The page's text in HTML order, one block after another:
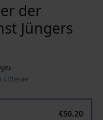
der
Jüngers
Litterae
€50.20